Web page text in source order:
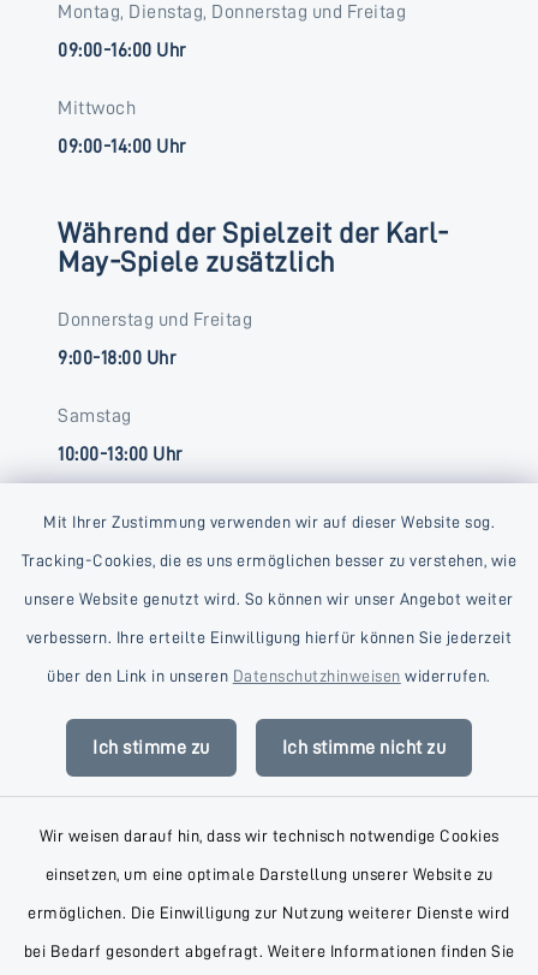
Mit Ihrer Zustimmung verwenden wir auf dieser Website sog.
Tracking-Cookies, die es uns ermöglichen besser zu verstehen, wie
unsere Website genutzt wird. So können wir unser Angebot weiter
verbessern. Ihre erteilte Einwilligung hierfür können Sie jederzeit
über den Link in unseren Datenschutzhinweisen widerrufen.
Ich stimme zu Ich stimme nicht zu
Wir weisen darauf hin, dass wir technisch notwendige Cookies
einsetzen, um eine optimale Darstellung unserer Website zu
ermöglichen. Die Einwilligung zur Nutzung weiterer Dienste wird
bei Bedarf gesondert abgefragt. Weitere Informationen finden Sie
Montag, Dienstag, Donnerstag und Freitag
09:00-16:00 Uhr
Mittwoch
09:00-14:00 Uhr
Während der Spielzeit der Karl-
May-Spiele zusätzlich
Donnerstag und Freitag
9:00-18:00 Uhr
Samstag
10:00-13:00 Uhr
Kontakt
Datenschutz
Impressum
Sitemap